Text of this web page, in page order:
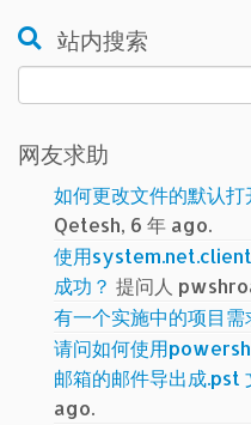
站内搜索
索：
网友求助
如何更改文件的默认
Qetesh, 6 年 ago.
使用system.net.client
成功？ 提问人
有一个实施中的项目需
请问如何使用
邮箱的邮件导出成.pst
ago.